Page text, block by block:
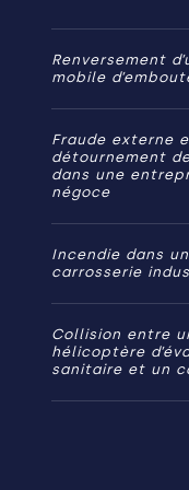
Renversement
mobile
Fraude externe
détournement
dans une
négoce
Incendie dans
carrosserie
Collision entre
hélicoptère
sanitaire et un